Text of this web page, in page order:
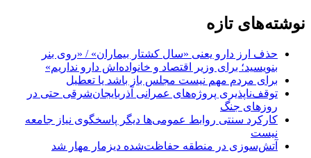
نوشته‌های تازه
حذف ارز دارو یعنی «سال کشتار بیماران» / «روی بنر
بنویسید؛ برای وزیر اقتصاد و خانواده‌اش دارو نداریم»
برای مردم مهم نیست مجلس باز باشد یا تعطیل
توقف‌ناپذیری پروژه‌های عمرانی آذربایجان‌شرقی حتی در
روزهای جنگ
کارکرد سنتی روابط عمومی‌ها دیگر پاسخگوی نیاز جامعه
نیست
آتش‌سوزی در منطقه حفاظت‌شده دیزمار مهار شد